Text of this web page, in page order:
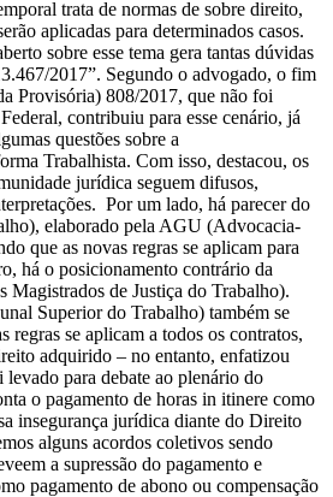
trata de normas de sobre direito,
aplicadas para determinados casos.
sobre esse tema gera tantas dúvidas
2017”. Segundo o advogado, o fim
Provisória) 808/2017, que não foi
contribuiu para esse cenário, já
questões sobre a
Trabalhista. Com isso, destacou, os
jurídica seguem difusos,
Por um lado, há parecer do
elaborado pela AGU (Advocacia-
que as novas regras se aplicam para
há o posicionamento contrário da
Magistrados de Justiça do Trabalho).
Superior do Trabalho) também se
regras se aplicam a todos os contratos,
adquirido – no entanto, enfatizou
levado para debate ao plenário do
o pagamento de horas in itinere como
insegurança jurídica diante do Direito
alguns acordos coletivos sendo
a supressão do pagamento e
pagamento de abono ou compensação